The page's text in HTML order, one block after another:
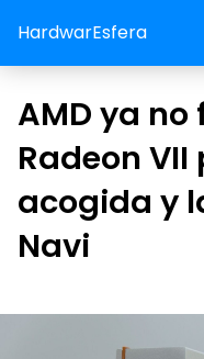
HardwarEsfera
AMD ya
Radeon
acogida y
Navi